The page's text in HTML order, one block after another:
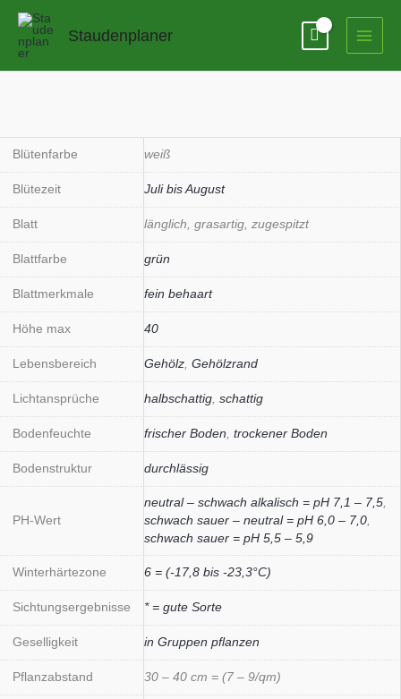
Zum
springen
Staudenplaner
Blütenfarbe weiß
Blütezeit Juli bis August
Blatt länglich, grasartig, zugespitzt
Blattfarbe grün
Blattmerkmale fein behaart
Höhe max 40
Lebensbereich Gehölz Gehölzrand
Lichtansprüche halbschattig schattig
Bodenfeuchte frischer Boden trockener Boden
Bodenstruktur durchlässig
PH-Wert
neutral – schwach alkalisch = pH 7,1 – 7,5
schwach sauer – neutral = pH 6,0 – 7,0
schwach sauer = pH 5,5 – 5,9
Winterhärtezone 6 = (-17,8 bis -23,3°C)
Sichtungsergebnisse * = gute Sorte
Geselligkeit in Gruppen pflanzen
Pflanzabstand 30 – 40 cm = (7 – 9/qm)